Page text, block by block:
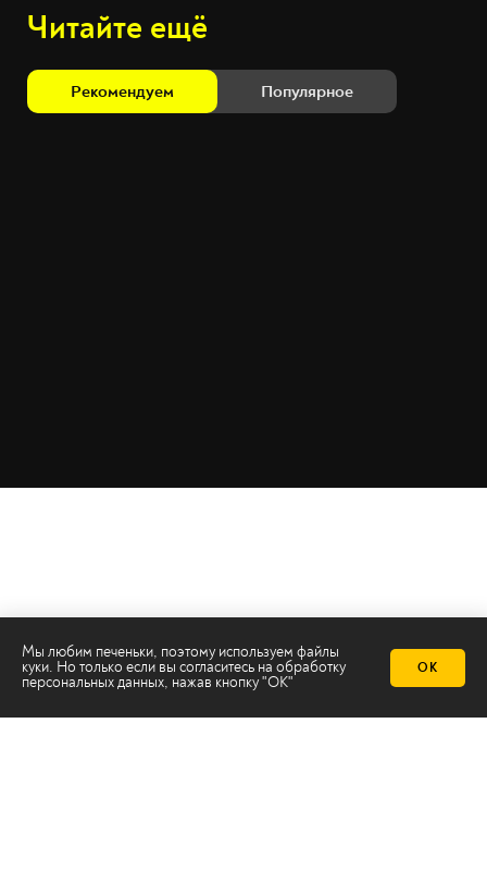
Читайте ещё
Рекомендуем Популярное
Мы любим печеньки, поэтому используем файлы
куки. Но только если вы согласитесь на обработку
персональных данных, нажав кнопку "ОК"
ОК